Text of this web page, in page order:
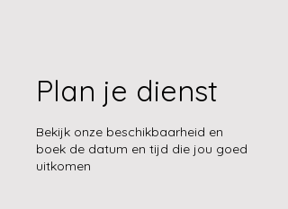
Plan je dienst
Bekijk onze beschikbaarheid en
boek de datum en tijd die jou goed
uitkomen